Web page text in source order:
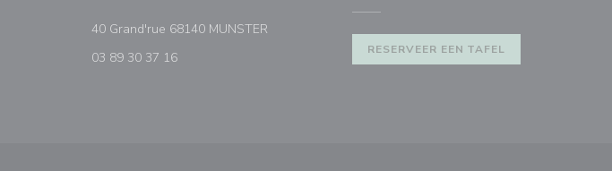
40 Grand'rue 68140 MUNSTER
03 89 30 37 16
RESERVEER EEN TAFEL